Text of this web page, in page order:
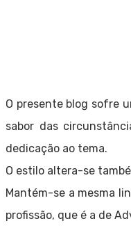
O presente blog sofre
sabor das
dedicação ao tema.
O estilo altera-se
Mantém-se a mesma
profissão, que é a de